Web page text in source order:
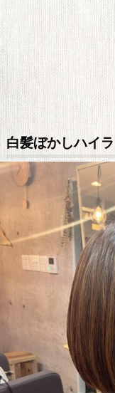
白髪ぼかしハイ